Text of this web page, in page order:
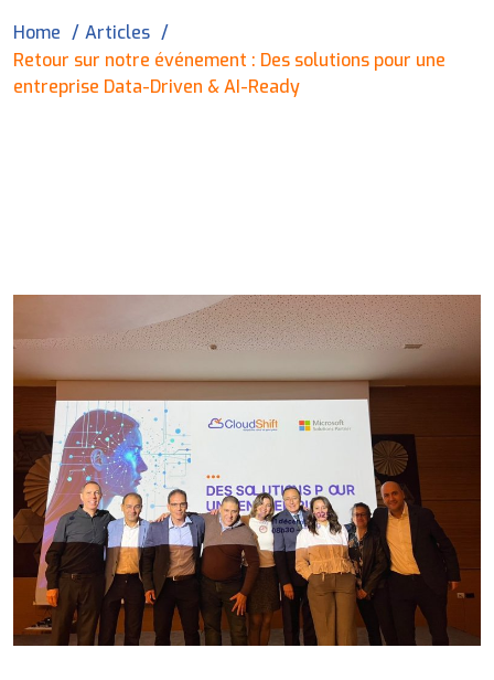
Home
Articles
Retour sur notre événement : Des solutions pour une
entreprise Data-Driven & AI-Ready